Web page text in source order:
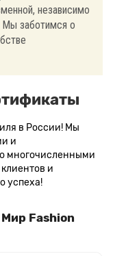
независимо
Мы заботимся о
в России! Мы
и
многочисленными
и
успеха!
Fashion